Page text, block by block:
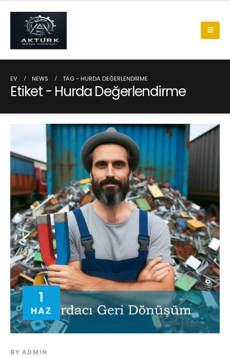
EV NEWS TAG - HURDA DEĞERLENDIRME
Etiket - Hurda Değerlendirme
1
HAZ
BY ADMIN